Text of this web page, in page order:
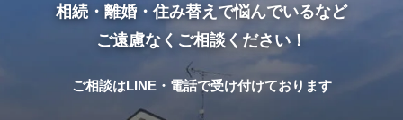
相続・離婚・住み替えで悩んでいるなど
ご遠慮なくご相談ください！
ご相談はLINE・電話で受け付けております